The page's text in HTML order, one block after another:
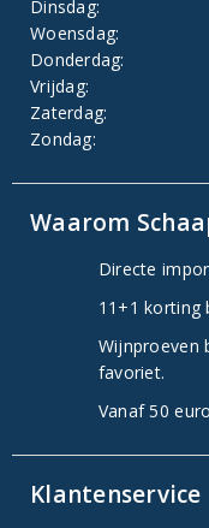
Dinsdag:
Woensdag:
Donderdag:
Vrijdag:
Zaterdag:
Zondag:
Waarom
Directe
11+1 korting
Wijnproeven
favoriet.
Vanaf 50
Klantenservice